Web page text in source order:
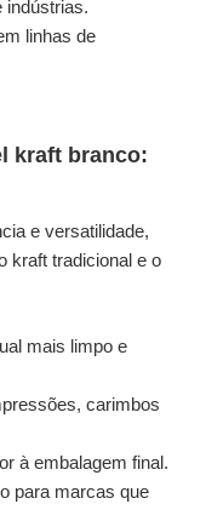
indústrias.
linhas de
kraft branco:
e versatilidade,
kraft tradicional e o
mais limpo e
carimbos
à embalagem final.
para marcas que